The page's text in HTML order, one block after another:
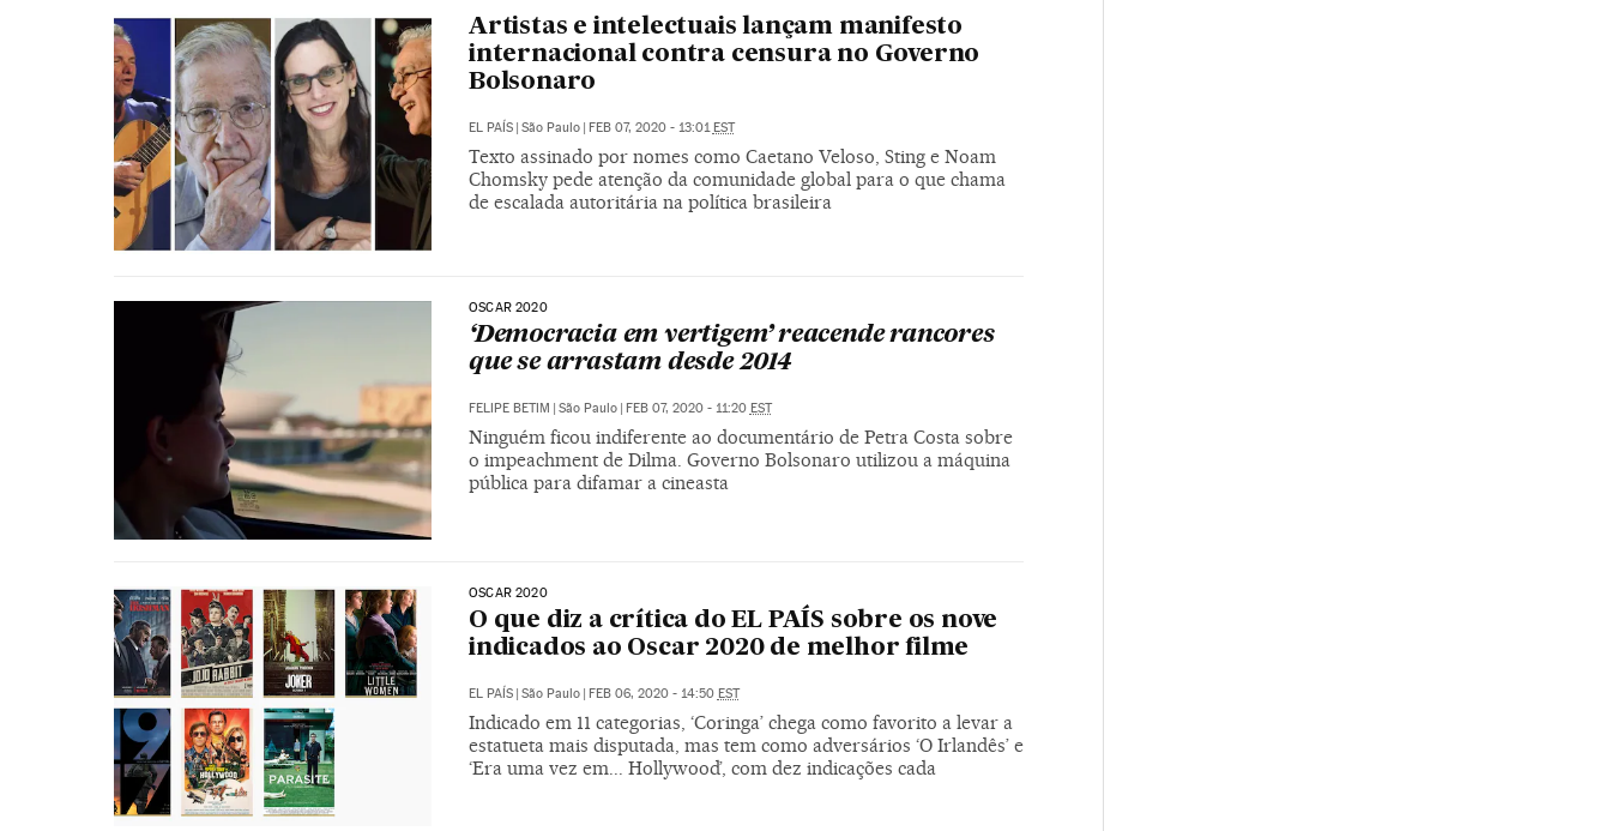
Artistas e intelectuais lançam manifesto
internacional contra censura no Governo
Bolsonaro
EL PAÍS São Paulo FEB 07, 2020 - 13:01 EST
Texto assinado por nomes como Caetano Veloso, Sting e Noam
Chomsky pede atenção da comunidade global para o que chama
de escalada autoritária na política brasileira
OSCAR 2020
‘Democracia em vertigem’ reacende rancores
que se arrastam desde 2014
FELIPE BETIM | São Paulo | FEB 07, 2020 - 11:20 EST
Ninguém ficou indiferente ao documentário de Petra Costa sobre
o impeachment de Dilma. Governo Bolsonaro utilizou a máquina
pública para difamar a cineasta
OSCAR 2020
O que diz a crítica do EL PAÍS sobre os nove
indicados ao Oscar 2020 de melhor filme
EL PAÍS São Paulo FEB 06, 2020 - 14:50 EST
Indicado em 11 categorias, ‘Coringa’ chega como favorito a levar a
estatueta mais disputada, mas tem como adversários ‘O Irlandês’ e
‘Era uma vez em... Hollywood’, com dez indicações cada